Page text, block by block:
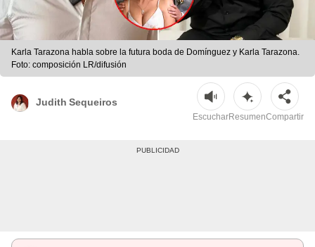
Karla Tarazona habla sobre la futura boda de Domínguez y Karla Tarazona.
Foto: composición LR/difusión
Judith Sequeiros
EscucharResumenCompartir